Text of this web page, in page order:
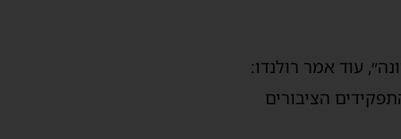
עוד אמר רולנדו:
הציבורים